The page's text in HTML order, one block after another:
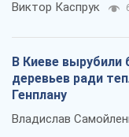
Виктор Каспрук
В Киеве вырубили
деревьев ради
Генплану
Владислав